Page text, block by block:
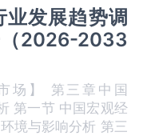
业发展趋势调
（2026-2033
场】 第三章中国
第一节 中国宏观经
境与影响分析 第三